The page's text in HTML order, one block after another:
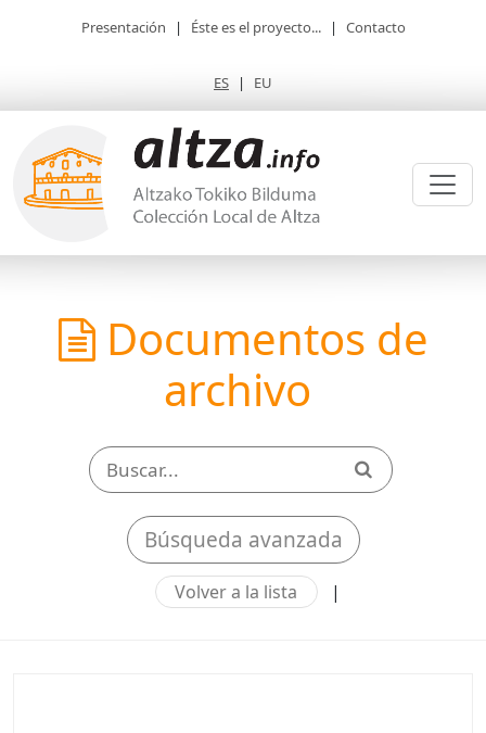
Presentación | Éste es el proyecto... | Contacto
ES | EU
Documentos de
archivo
Búsqueda avanzada
Volver a la lista |